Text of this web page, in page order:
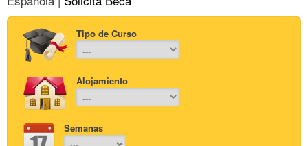
Tipo de Curso
Alojamiento
Semanas